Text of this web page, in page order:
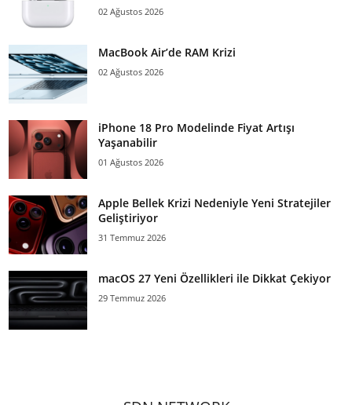
02 Ağustos 2026
MacBook Air’de RAM Krizi
02 Ağustos 2026
iPhone 18 Pro Modelinde Fiyat Artışı
Yaşanabilir
01 Ağustos 2026
Apple Bellek Krizi Nedeniyle Yeni Stratejiler
Geliştiriyor
31 Temmuz 2026
macOS 27 Yeni Özellikleri ile Dikkat Çekiyor
29 Temmuz 2026